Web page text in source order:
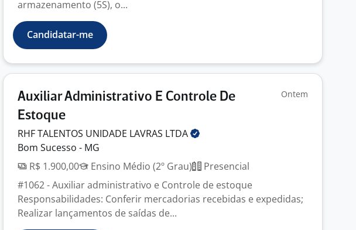
armazenamento (5S), o...
Candidatar-me
Auxiliar Administrativo E Controle De
Estoque
Ontem
RHF TALENTOS UNIDADE LAVRAS LTDA
Bom Sucesso - MG
R$ 1.900,00
Ensino Médio (2º Grau)
Presencial
#1062 - Auxiliar administrativo e Controle de estoque
Responsabilidades: Conferir mercadorias recebidas e expedidas;
Realizar lançamentos de saídas de...